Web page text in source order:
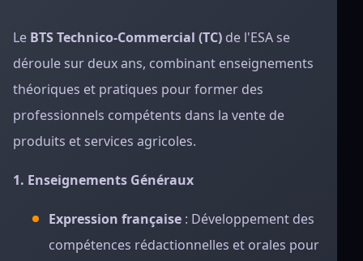
Le BTS Technico-Commercial (TC) de l'ESA se
déroule sur deux ans, combinant enseignements
théoriques et pratiques pour former des
professionnels compétents dans la vente de
produits et services agricoles.
1. Enseignements Généraux
Expression française : Développement des
compétences rédactionnelles et orales pour